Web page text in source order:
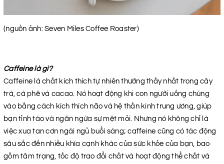
(nguồn ảnh: Seven Miles Coffee Roaster)
Caffeine là gì?
Caffeine là chất kích thích tự nhiên thường thấy nhất trong cây
trà, cà phê và cacao. Nó hoạt động khi con người uống chúng
vào bằng cách kích thích não và hệ thần kinh trung ương, giúp
bạn tỉnh táo và ngăn ngừa sự mệt mỏi. Nhưng nó không chỉ là
việc xua tan cơn ngái ngủ buổi sáng; caffeine cũng có tác động
sâu sắc đến nhiều khía cạnh khác của sức khỏe của bạn, bao
gồm tâm trạng, tốc độ trao đổi chất và hoạt động thể chất và